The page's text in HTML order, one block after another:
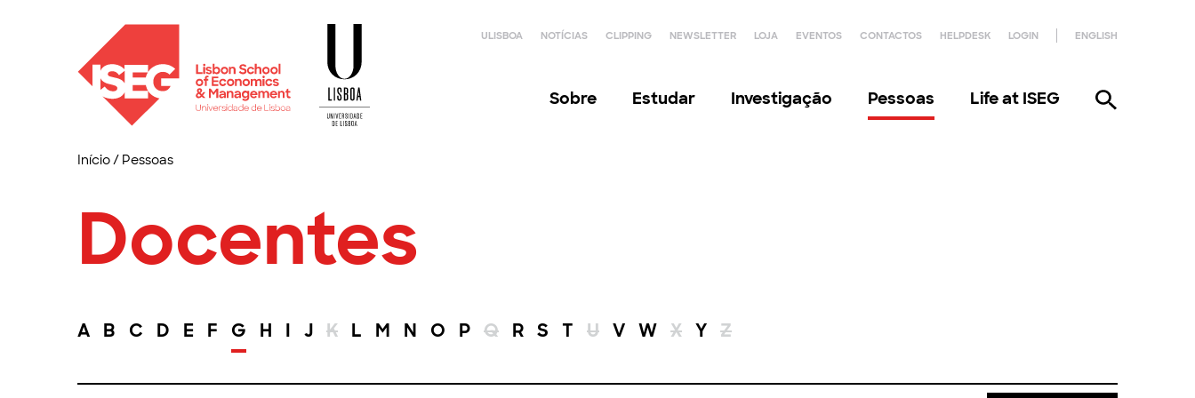
ULISBOA NOTÍCIAS CLIPPING NEWSLETTER LOJA EVENTOS CONTACTOS HELPDESK LOGIN ENGLISH
Sobre Estudar Investigação Pessoas Life at ISEG
Início/ Pessoas
Docentes
A B C D E F G H I J K L M N O P Q R S T U V W X Y Z